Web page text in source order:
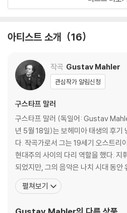
아티스트 소개 16
작곡 Gustav Mahler
관심작가 알림신청
구스타프 말러
구스타프 말러 (독일어: Gustav
년 5월 18일)는 보헤미아 태생의 후기
다. 작곡가로서 그는 19세기 오스트리
현대주의 사이의 다리 역할을 했다. 지
되었지만, 그의 음악은 나치 시대 동안
무관심의 기간 후에야 폭넓은 인기를
음악 세대는 그의 음악을 재발견했다.
펼쳐보기